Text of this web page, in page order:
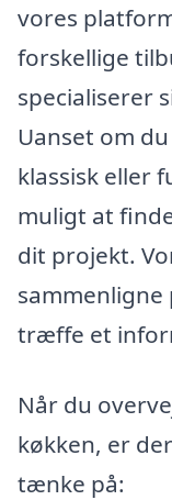
vores
forskellige
specialiserer
Uanset om
klassisk eller
muligt at
dit projekt.
sammenligne
træffe et
Når du
køkken, er
tænke på: